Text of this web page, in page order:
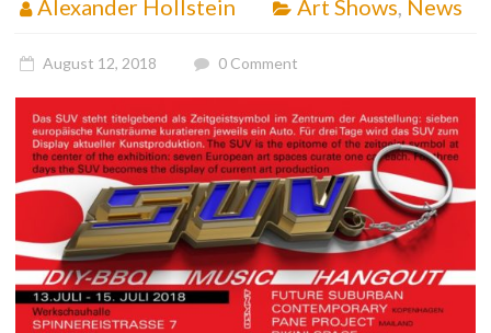
Alexander Hollstein Art Shows, News
August 12, 2018 0 Comment